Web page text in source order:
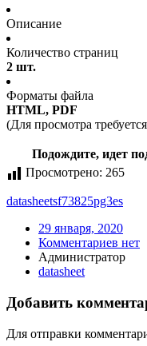
Описание
Количество страниц
2 шт.
Форматы файла
HTML, PDF
(Для просмотра
Подождите, идет
Просмотрено: 265
datasheetsf73825pg3es
29 января, 2020
Комментариев нет
Администратор
datasheet
Добавить
Для отправки